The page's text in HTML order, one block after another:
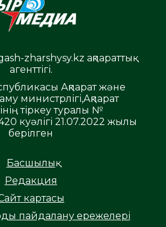
zharshysy.kz ақпараттық
агенттігі.
Ақпарат және
министрлігі,Ақпарат
тіркеу туралы №
куәлігі 21.07.2022 жылы
берілген
Басшылық
Редакция
картасы
пайдалану ережелері